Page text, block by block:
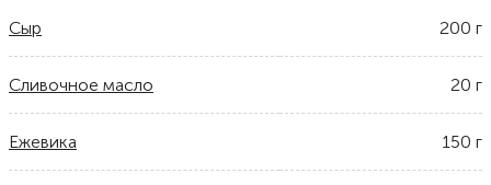
Сыр 200 г
Сливочное масло 20 г
Ежевика 150 г